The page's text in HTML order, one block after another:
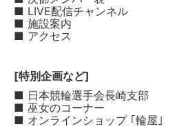
■ LIVE配信チャンネル
■ 施設案内
■ アクセス
[特別企画など]
■ 日本競輪選手会長崎支部
■ 巫女のコーナー
■ オンラインショップ ｢輪屋｣